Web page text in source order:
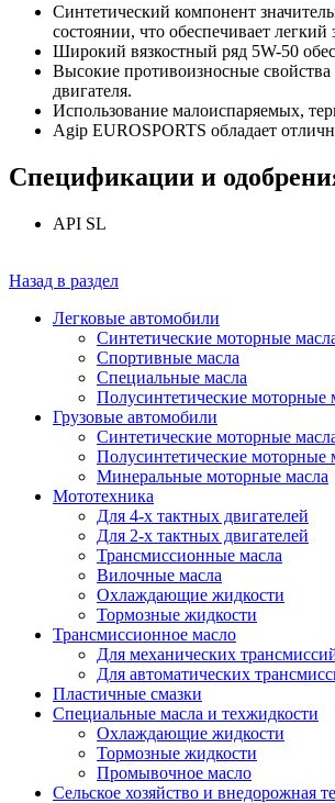
Синтетический компонент
состоянии, что обеспечивает
Широкий вязкостный ряд 5W-50
Высокие противоизносные
двигателя.
Использование малоиспаряемых,
Agip EUROSPORTS обладает
Спецификации и
API SL
Назад в раздел
Легковые автомобили
Синтетические моторные
Спортивные масла
Специальные масла
Полусинтетические моторные
Грузовые автомобили
Синтетические моторные
Полусинтетические моторные
Минеральные моторные масла
Мототехника
Для 4-х тактных двигателей
Для 2-х тактных двигателей
Трансмиссионные масла
Вилочные масла
Охлаждающие жидкости
Тормозные жидкости
Трансмиссионное масло
Для механических
Для автоматических
Пластичные смазки
Специальные масла и техжидкости
Охлаждающие жидкости
Тормозные жидкости
Промывочное масло
Сельское хозяйство и внедорожная